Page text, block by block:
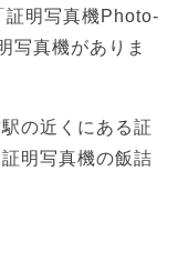
明写真機Photo-
写真機がありま
の近くにある証
明写真機の飯詰